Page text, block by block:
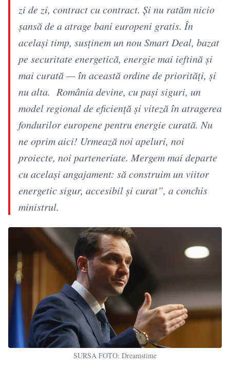
zi de zi, contract cu contract. Și nu ratăm nicio
șansă de a atrage bani europeni gratis. În
același timp, susținem un nou Smart Deal, bazat
pe securitate energetică, energie mai ieftină și
mai curată — în această ordine de priorități, și
nu alta. România devine, cu pași siguri, un
model regional de eficiență și viteză în atragerea
fondurilor europene pentru energie curată. Nu
ne oprim aici! Urmează noi apeluri, noi
proiecte, noi parteneriate. Mergem mai departe
cu același angajament: să construim un viitor
energetic sigur, accesibil și curat”, a conchis
ministrul.
SURSA FOTO: Dreamstime